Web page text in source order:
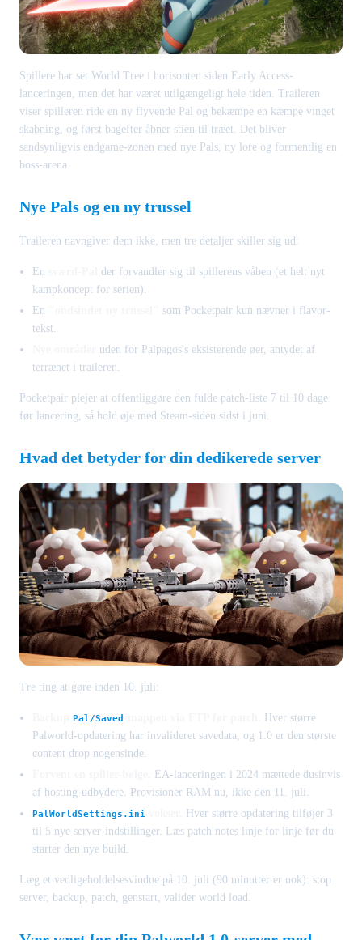
Spillere har set World Tree i horisonten siden Early Access-
lanceringen, men det har været utilgængeligt hele tiden. Traileren
viser spilleren ride en ny flyvende Pal og bekæmpe en kæmpe vinget
skabning, og først bagefter åbner stien til træet. Det bliver
sandsynligvis endgame-zonen med nye Pals, ny lore og formentlig en
boss-arena.
Nye Pals og en ny trussel
Traileren navngiver dem ikke, men tre detaljer skiller sig ud:
En
der forvandler sig til spillerens våben (et helt nyt
kampkoncept for serien).
En
som Pocketpair kun nævner i flavor-
tekst.
uden for Palpagos's eksisterende øer, antydet af
terrænet i traileren.
Pocketpair plejer at offentliggøre den fulde patch-liste 7 til 10 dage
før lancering, så hold øje med Steam-siden sidst i juni.
Hvad det betyder for din dedikerede server
Tre ting at gøre inden 10. juli:
Pal/Saved
Hver større
Palworld-opdatering har invalideret savedata, og 1.0 er den største
content drop nogensinde.
EA-lanceringen i 2024 mættede dusinvis
af hosting-udbydere. Provisioner RAM nu, ikke den 11. juli.
PalWorldSettings.ini
Hver større opdatering tilføjer 3
til 5 nye server-indstillinger. Læs patch notes linje for linje før du
starter den nye build.
Læg et vedligeholdelsesvindue på 10. juli (90 minutter er nok): stop
server, backup, patch, genstart, valider world load.